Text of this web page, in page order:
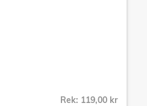
Rek: 119,00 kr